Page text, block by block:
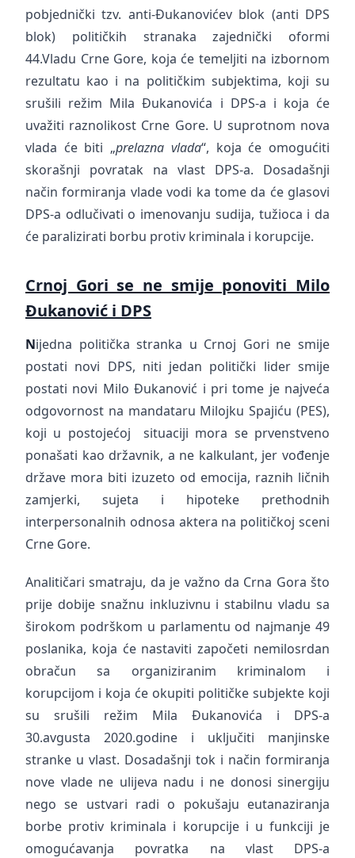
pobjednički tzv. anti-Đukanovićev blok (anti DPS
blok) političkih stranaka zajednički oformi
44.Vladu Crne Gore, koja će temeljiti na izbornom
rezultatu kao i na političkim subjektima, koji su
srušili režim Mila Đukanovića i DPS-a i koja će
uvažiti raznolikost Crne Gore. U suprotnom nova
vlada će biti „prelazna vlada“, koja će omogućiti
skorašnji povratak na vlast DPS-a. Dosadašnji
način formiranja vlade vodi ka tome da će glasovi
DPS-a odlučivati o imenovanju sudija, tužioca i da
će paralizirati borbu protiv kriminala i korupcije.
Crnoj Gori se ne smije ponoviti Milo
Đukanović i DPS
Nijedna politička stranka u Crnoj Gori ne smije
postati novi DPS, niti jedan politički lider smije
postati novi Milo Đukanović i pri tome je najveća
odgovornost na mandataru Milojku Spajiću (PES),
koji u postojećoj situaciji mora se prvenstveno
ponašati kao državnik, a ne kalkulant, jer vođenje
države mora biti izuzeto od emocija, raznih ličnih
zamjerki, sujeta i hipoteke prethodnih
interpersonalnih odnosa aktera na političkoj sceni
Crne Gore.
Analitičari smatraju, da je važno da Crna Gora što
prije dobije snažnu inkluzivnu i stabilnu vladu sa
širokom podrškom u parlamentu od najmanje 49
poslanika, koja će nastaviti započeti nemilosrdan
obračun sa organiziranim kriminalom i
korupcijom i koja će okupiti političke subjekte koji
su srušili režim Mila Đukanovića i DPS-a
30.avgusta 2020.godine i uključiti manjinske
stranke u vlast. Dosadašnji tok i način formiranja
nove vlade ne ulijeva nadu i ne donosi sinergiju
nego se ustvari radi o pokušaju eutanaziranja
borbe protiv kriminala i korupcije i u funkciji je
omogućavanja povratka na vlast DPS-a